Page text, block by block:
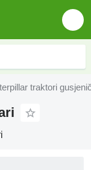
traktori